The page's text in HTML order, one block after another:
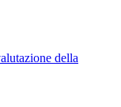
della